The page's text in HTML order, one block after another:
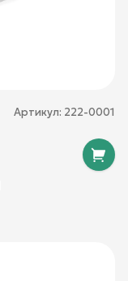
Артикул: 222-0001